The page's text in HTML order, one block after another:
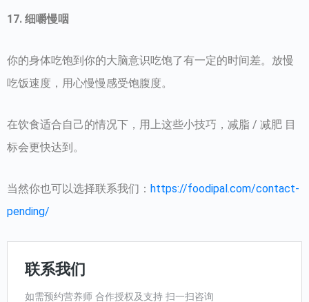
17. 细嚼慢咽
你的身体吃饱到你的大脑意识吃饱了有一定的时间差。放慢
吃饭速度，用心慢慢感受饱腹度。
在饮食适合自己的情况下，用上这些小技巧，减脂 / 减肥 目
标会更快达到。
当然你也可以选择联系我们： https://foodipal.com/contact-
pending/